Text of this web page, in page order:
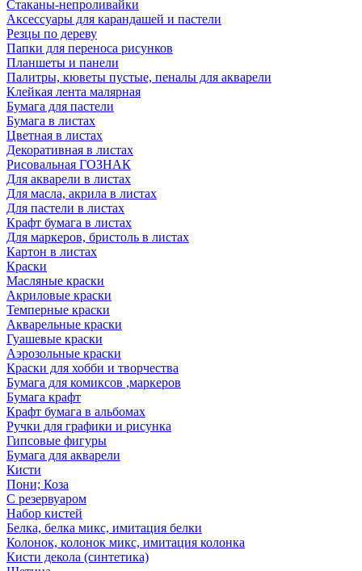
Стаканы-непроливайки
Аксессуары для карандашей и пастели
Резцы по дереву
Папки для переноса рисунков
Планшеты и панели
Палитры, кюветы пустые, пеналы для акварели
Клейкая лента малярная
Бумага для пастели
Бумага в листах
Цветная в листах
Декоративная в листах
Рисовальная ГОЗНАК
Для акварели в листах
Для масла, акрила в листах
Для пастели в листах
Крафт бумага в листах
Для маркеров, бристоль в листах
Картон в листах
Краски
Масляные краски
Акриловые краски
Темперные краски
Акварельные краски
Гуашевые краски
Аэрозольные краски
Краски для хобби и творчества
Бумага для комиксов ,маркеров
Бумага крафт
Крафт бумага в альбомах
Ручки для графики и рисунка
Гипсовые фигуры
Бумага для акварели
Кисти
Пони; Коза
С резервуаром
Набор кистей
Белка, белка микс, имитация белки
Колонок, колонок микс, имитация колонка
Кисти декола (синтетика)